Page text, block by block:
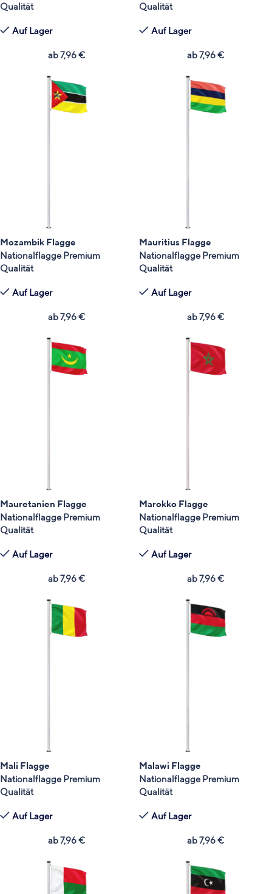
Qualität
Auf Lager
ab7,96€
Qualität
Auf Lager
ab7,96€
Mozambik Flagge
Nationalflagge Premium
Qualität
Auf Lager
ab7,96€
Mauritius Flagge
Nationalflagge Premium
Qualität
Auf Lager
ab7,96€
Mauretanien Flagge
Nationalflagge Premium
Qualität
Auf Lager
ab7,96€
Marokko Flagge
Nationalflagge Premium
Qualität
Auf Lager
ab7,96€
Mali Flagge
Nationalflagge Premium
Qualität
Auf Lager
ab7,96€
Malawi Flagge
Nationalflagge Premium
Qualität
Auf Lager
ab7,96€